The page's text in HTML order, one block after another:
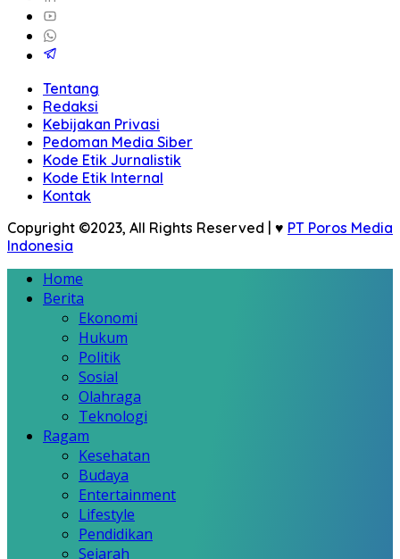
Tentang
Redaksi
Kebijakan Privasi
Pedoman Media Siber
Kode Etik Jurnalistik
Kode Etik Internal
Kontak
Copyright ©2023, All Rights Reserved | ♥ PT Poros Media
Indonesia
Home
Berita
Ekonomi
Hukum
Politik
Sosial
Olahraga
Teknologi
Ragam
Kesehatan
Budaya
Entertainment
Lifestyle
Pendidikan
Sejarah